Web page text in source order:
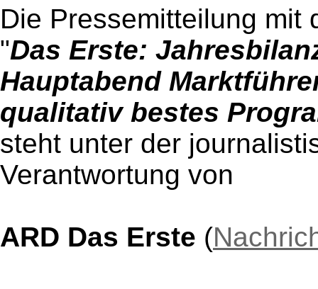
Die Pressemitteilung mit
"Das Erste:
Hauptabend
qualitativ bestes
steht unter der
Verantwortung von
ARD Das Erste (